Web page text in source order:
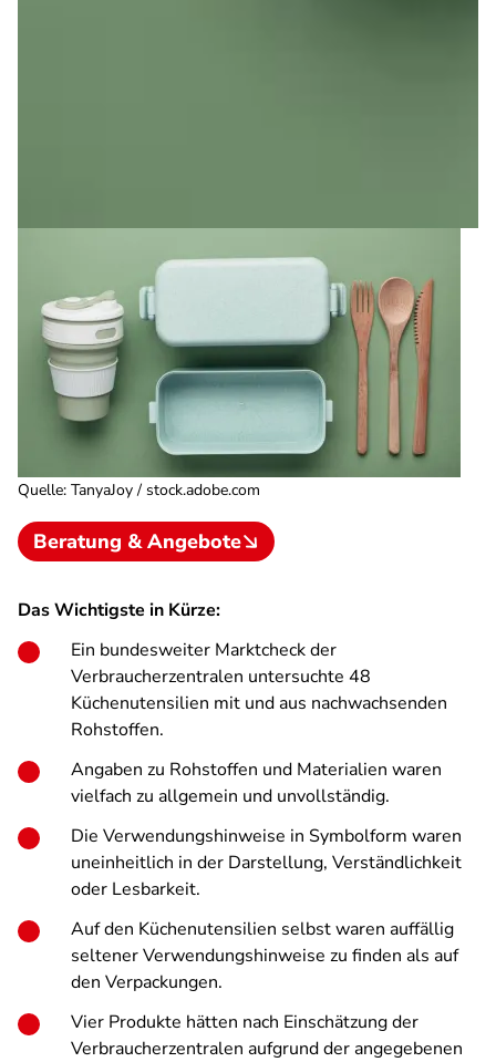
Quelle: TanyaJoy / stock.adobe.com
Beratung & Angebote
Das Wichtigste in Kürze:
Ein bundesweiter Marktcheck der
Verbraucherzentralen untersuchte 48
Küchenutensilien mit und aus nachwachsenden
Rohstoffen.
Angaben zu Rohstoffen und Materialien waren
vielfach zu allgemein und unvollständig.
Die Verwendungshinweise in Symbolform waren
uneinheitlich in der Darstellung, Verständlichkeit
oder Lesbarkeit.
Auf den Küchenutensilien selbst waren auffällig
seltener Verwendungshinweise zu finden als auf
den Verpackungen.
Vier Produkte hätten nach Einschätzung der
Verbraucherzentralen aufgrund der angegebenen